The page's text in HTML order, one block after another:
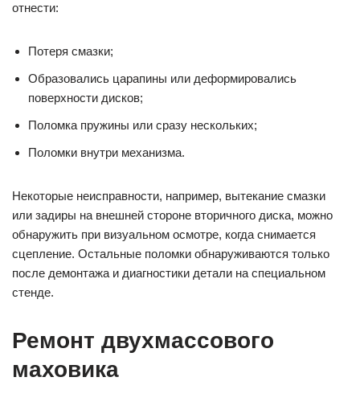
отнести:
Потеря смазки;
Образовались царапины или деформировались
поверхности дисков;
Поломка пружины или сразу нескольких;
Поломки внутри механизма.
Некоторые неисправности, например, вытекание смазки
или задиры на внешней стороне вторичного диска, можно
обнаружить при визуальном осмотре, когда снимается
сцепление. Остальные поломки обнаруживаются только
после демонтажа и диагностики детали на специальном
стенде.
Ремонт двухмассового
маховика